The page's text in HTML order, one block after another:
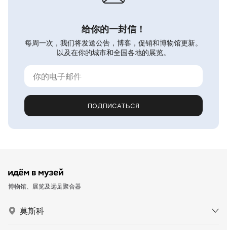
给你的一封信！
每周一次，我们将发送公告，博客，促销和博物馆更新。
以及在你的城市和全国各地的展览。
ПОДПИСАТЬСЯ
博物馆、展览及远足聚合器
莫斯科